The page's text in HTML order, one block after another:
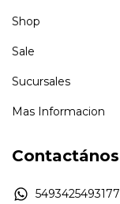
Shop
Sale
Sucursales
Mas Informacion
Contactános
5493425493177